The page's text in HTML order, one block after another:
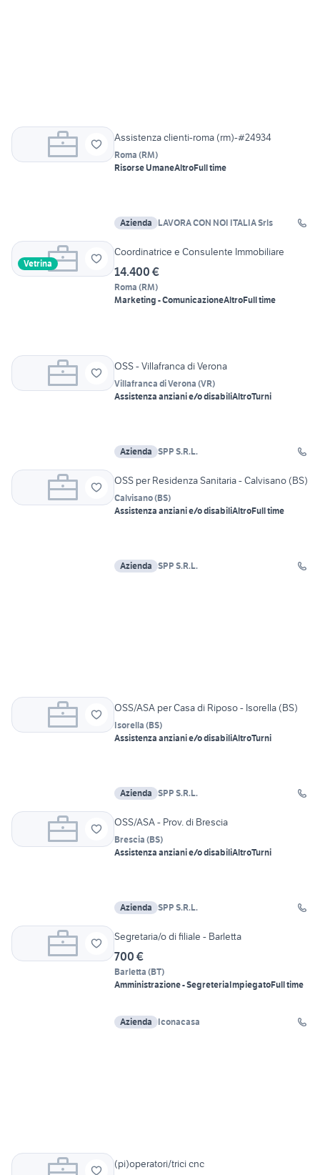
Assistenza clienti-roma (rm)-#24934
Roma (RM)
Risorse UmaneAltroFull time
Azienda LAVORA CON NOI ITALIA Srls
Vetrina
Coordinatrice e Consulente Immobiliare
14.400 €
Roma (RM)
Marketing - ComunicazioneAltroFull time
OSS - Villafranca di Verona
Villafranca di Verona (VR)
Assistenza anziani e/o disabiliAltroTurni
Azienda SPP S.R.L.
OSS per Residenza Sanitaria - Calvisano (BS)
Calvisano(BS)
Assistenza anziani e/o disabiliAltroFull time
Azienda SPP S.R.L.
OSS/ASA per Casa di Riposo - Isorella (BS)
Isorella (BS)
Assistenza anziani e/o disabiliAltroTurni
Azienda SPP S.R.L.
OSS/ASA - Prov. di Brescia
Brescia (BS)
Assistenza anziani e/o disabiliAltroTurni
Azienda SPP S.R.L.
Segretaria/o di filiale - Barletta
700 €
Barletta (BT)
Amministrazione - SegreteriaImpiegatoFull time
Azienda Iconacasa
(pi)operatori/trici cnc